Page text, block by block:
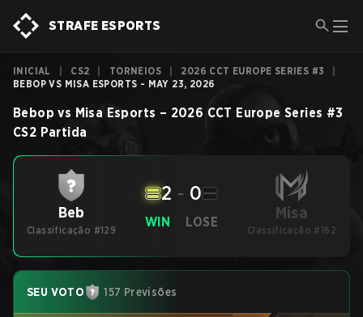
STRAFE ESPORTS
INICIAL CS2 TORNEIOS 2026 CCT EUROPE SERIES #3
BEBOP VS MISA ESPORTS - MAY 23, 2026
Bebop vs Misa Esports – 2026 CCT Europe Series #3
CS2 Partida
Beb
Classificação #129
WIN
2 - 0
LOSE Misa
Classificação #162
SEU VOTO 157 Previsões